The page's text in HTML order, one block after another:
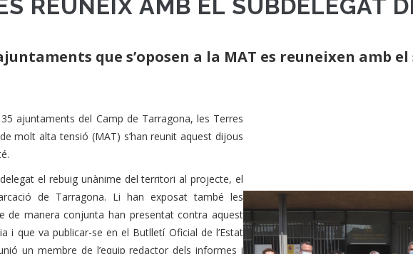
REUNEIX AMB EL SUBDELEGAT
que s’oposen a la MAT es reuneixen amb
ajuntaments del Camp de Tarragona, les Terres
molt alta tensió (MAT) s’han reunit aquest dijous
el rebuig unànime del territori al projecte, el
de Tarragona. Li han exposat també les
de manera conjunta han presentat contra aquest
i que va publicar-se en el Butlletí Oficial de l’Estat
un membre de l’equip redactor dels informes i